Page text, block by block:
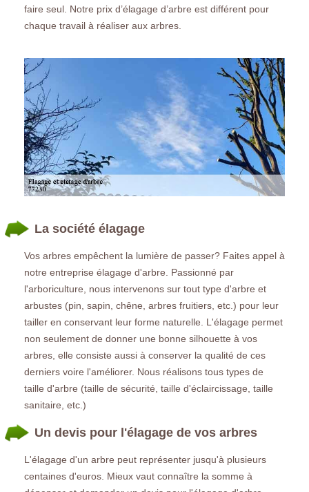
faire seul. Notre prix d’élagage d’arbre est différent pour
chaque travail à réaliser aux arbres.
La société élagage
Vos arbres empêchent la lumière de passer? Faites appel à
notre entreprise élagage d'arbre. Passionné par
l'arboriculture, nous intervenons sur tout type d'arbre et
arbustes (pin, sapin, chêne, arbres fruitiers, etc.) pour leur
tailler en conservant leur forme naturelle. L'élagage permet
non seulement de donner une bonne silhouette à vos
arbres, elle consiste aussi à conserver la qualité de ces
derniers voire l'améliorer. Nous réalisons tous types de
taille d'arbre (taille de sécurité, taille d'éclaircissage, taille
sanitaire, etc.)
Un devis pour l'élagage de vos arbres
L'élagage d'un arbre peut représenter jusqu'à plusieurs
centaines d'euros. Mieux vaut connaître la somme à